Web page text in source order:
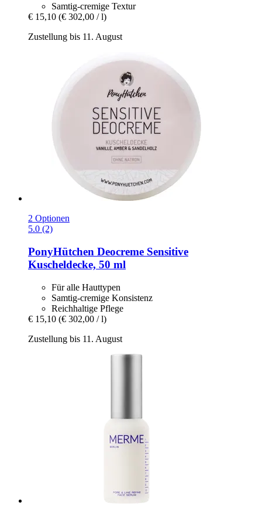
Samtig-cremige Textur
€ 15,10 (€ 302,00 / l)
Zustellung bis 11. August
2 Optionen
5.0 (2)
PonyHütchen Deocreme Sensitive
Kuscheldecke, 50 ml
Für alle Hauttypen
Samtig-cremige Konsistenz
Reichhaltige Pflege
€ 15,10 (€ 302,00 / l)
Zustellung bis 11. August